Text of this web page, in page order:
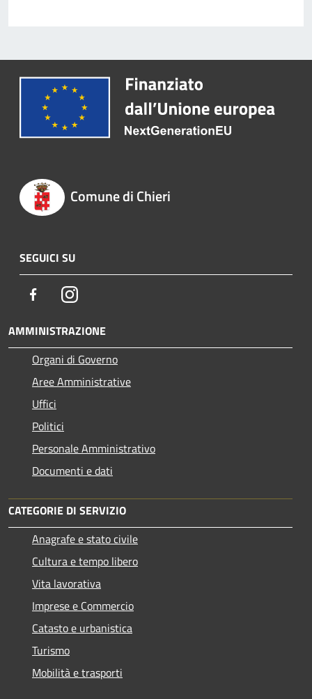
Comune di Chieri
SEGUICI SU
FacebookInstagram
AMMINISTRAZIONE
Organi di Governo
Aree Amministrative
Uffici
Politici
Personale Amministrativo
Documenti e dati
CATEGORIE DI SERVIZIO
Anagrafe e stato civile
Cultura e tempo libero
Vita lavorativa
Imprese e Commercio
Catasto e urbanistica
Turismo
Mobilità e trasporti